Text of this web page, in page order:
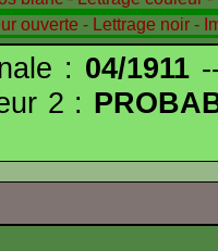
: 04/1911
2 :